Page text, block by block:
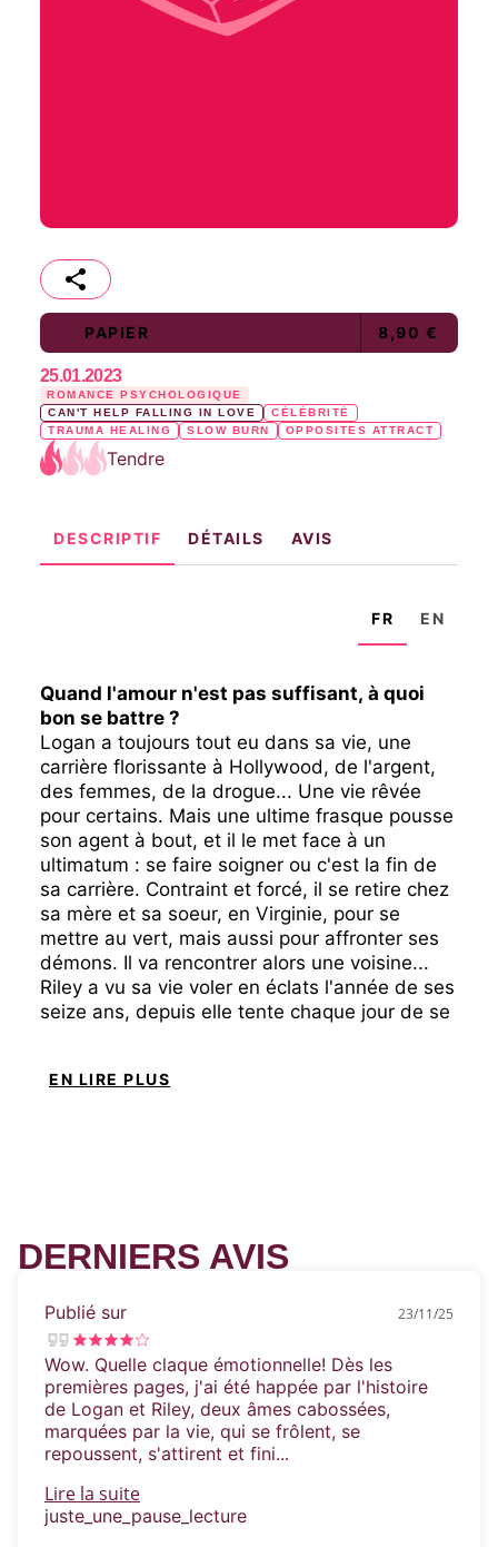
PAPIER 8,90 €
25.01.2023
ROMANCE PSYCHOLOGIQUE
CAN'T HELP FALLING IN LOVE
CÉLÉBRITÉ
TRAUMA HEALING
SLOW BURN OPPOSITES ATTRACT
Tendre
DESCRIPTIF DÉTAILS AVIS
FR EN
Quand l'amour n'est pas suffisant, à quoi
bon se battre ?
Logan a toujours tout eu dans sa vie, une
carrière florissante à Hollywood, de l'argent,
des femmes, de la drogue... Une vie rêvée
pour certains. Mais une ultime frasque pousse
son agent à bout, et il le met face à un
ultimatum : se faire soigner ou c'est la fin de
sa carrière. Contraint et forcé, il se retire chez
sa mère et sa soeur, en Virginie, pour se
mettre au vert, mais aussi pour affronter ses
démons. Il va rencontrer alors une voisine...
Riley a vu sa vie voler en éclats l'année de ses
seize ans, depuis elle tente chaque jour de se
ne serait-ce que quelques secondes, elle finit
sienne. Seront-ils capables de laisser leurs
continueront-ils à laisser gagner leurs démons
respectifs ?
EN LIRE PLUS
DERNIERS AVIS
Publié sur 23/11/25
Wow. Quelle claque émotionnelle! Dès les
premières pages, j'ai été happée par l'histoire
de Logan et Riley, deux âmes cabossées,
marquées par la vie, qui se frôlent, se
repoussent, s'attirent et fini...
Lire la suite
juste_une_pause_lecture